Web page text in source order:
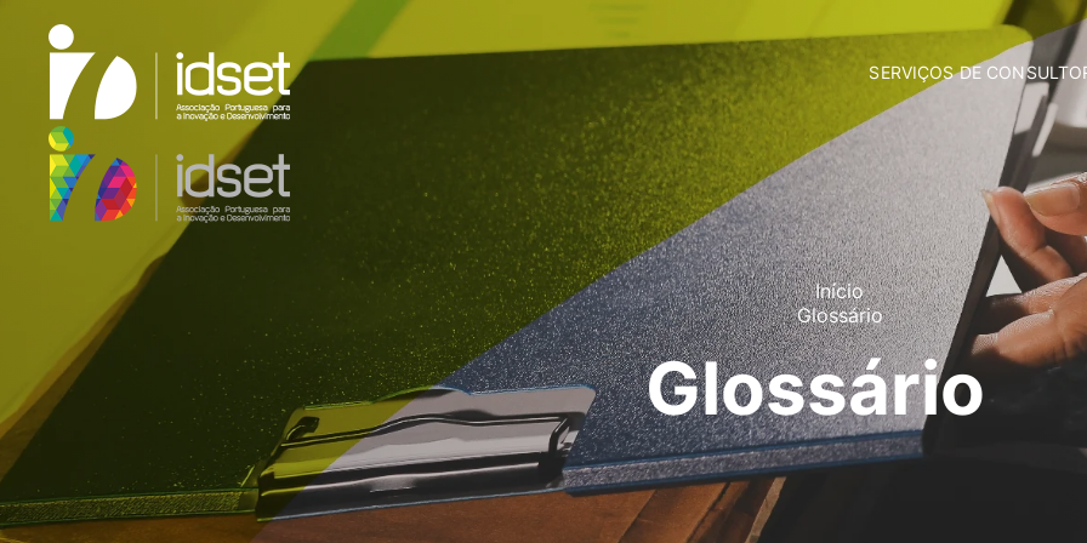
SERVIÇOS DE
Fundos Comunitários
Contabilidade
Consultoria Empresarial
Incubação de Empresas
Comunicação e Marketing
Formação Privada
Apoio Jurídico
Início
Glossário
Glossário